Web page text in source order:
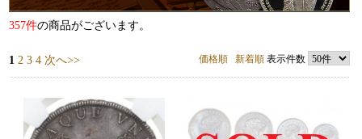
357件の商品がございます。
価格順 新着順表示件数
1 2 3 4 次へ>>